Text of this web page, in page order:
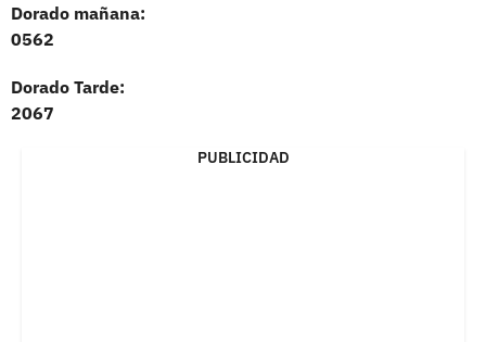
Dorado mañana:
0562
Dorado Tarde:
2067
PUBLICIDAD